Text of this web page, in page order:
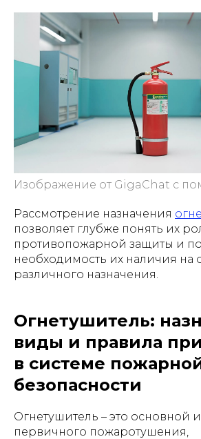
Изображение от GigaChat с
Рассмотрение назначения
позволяет глубже понять их
противопожарной защиты и
необходимость их наличия на
различного назначения.
Огнетушитель:
виды и правила
в системе
безопасности
Огнетушитель – это основной
первичного пожаротушения,